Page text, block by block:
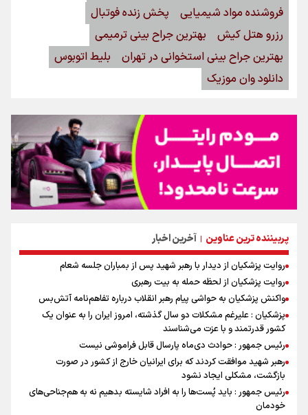
پربیننده ترین عناوین | آخرین اخبار
روایت پزشکیان از دیدار با رهبر شهید پس از بمباران جلسه شعام
روایت پزشکیان از لحظه حمله به بیت رهبری
واکنش پزشکیان به حواشی پیام رهبر انقلاب درباره تفاهم‌نامه آتش‌بس
پزشکیان : علیرغم مشکلات دو سال گذشته، امروز ایران را به عنوان یک
کشور قدرتمند و با عزت می‌شناسند
رئیس جمهور : حوادث دی‌ماه پارسال قابل فراموشی نیست
رهبر شهید موافقت کردند که برای ایرانیان خارج از کشور در صورت
بازگشت، مشکلی ایجاد نشود
رئیس جمهور : باید پُست‌ها را به افراد شایسته بدهیم نه به هم‌جناحی‌های
خودمان
فروشنده مواد شیمیایی
پخش زنده فوتبال
رزرو هتل کیش
بهترین جراح بینی ترمیمی
بهترین جراح بینی استخوانی در تهران
بلیط اتوبوس
دانلود وان موزیک